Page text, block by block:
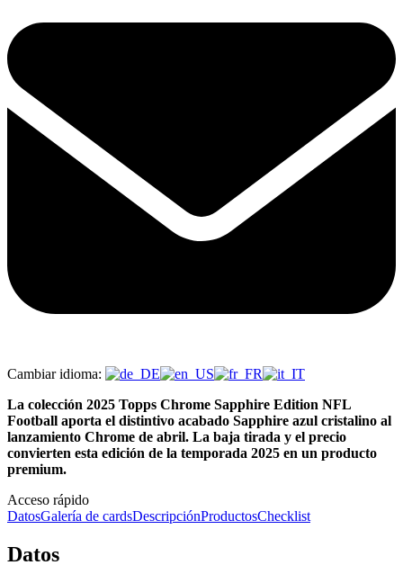
Cambiar idioma:
La colección 2025 Topps Chrome Sapphire Edition NFL
Football aporta el distintivo acabado Sapphire azul cristalino al
lanzamiento Chrome de abril. La baja tirada y el precio
convierten esta edición de la temporada 2025 en un producto
premium.
Acceso rápido
DatosGalería de cardsDescripciónProductosChecklist
Datos